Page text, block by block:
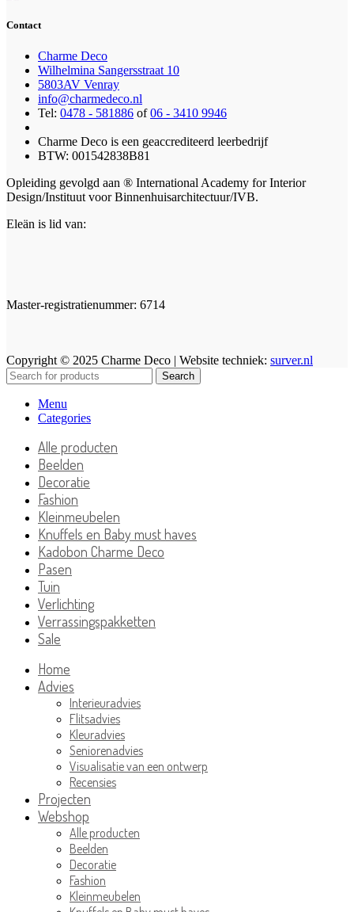
Contact
Charme Deco
Wilhelmina Sangersstraat 10
5803AV Venray
info@charmedeco.nl
Tel: 0478 - 581886 of06 - 3410 9946
Charme Deco is een geaccrediteerd leerbedrijf
BTW: 001542838B81
Opleiding gevolgd aan ® International Academy for Interior
Design/Instituut voor Binnenhuisarchitectuur/IVB.
Eleän is lid van:
Master-registratienummer: 6714
Copyright © 2025 Charme Deco | Website techniek: surver.nl
Search
Menu
Categories
Alle producten
Beelden
Decoratie
Fashion
Kleinmeubelen
Knuffels en Baby must haves
Kadobon Charme Deco
Pasen
Tuin
Verlichting
Verrassingspakketten
Sale
Home
Advies
Interieuradvies
Flitsadvies
Kleuradvies
Seniorenadvies
Visualisatie van een ontwerp
Recensies
Projecten
Webshop
Alle producten
Beelden
Decoratie
Fashion
Kleinmeubelen